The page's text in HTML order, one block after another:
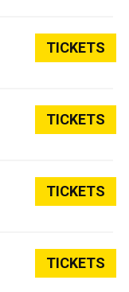
TICKETS
TICKETS
TICKETS
TICKETS